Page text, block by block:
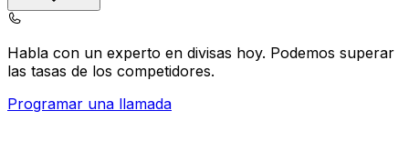
Habla con un experto en divisas hoy. Podemos superar
las tasas de los competidores.
Programar una llamada